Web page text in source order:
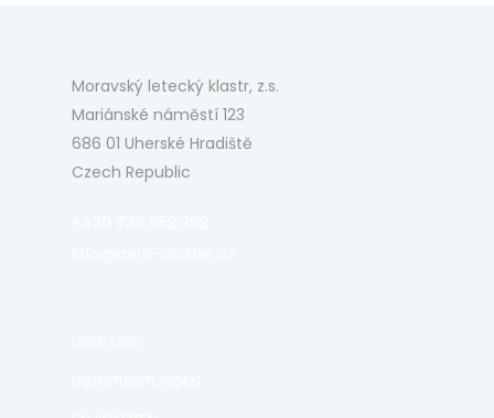
Moravský letecký klastr, z.s.
Mariánské náměstí 123
686 01 Uherské Hradiště
Czech Republic